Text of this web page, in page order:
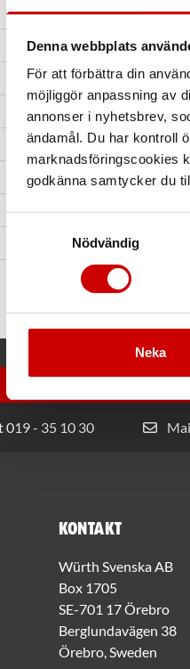
Denna webbplats
För att förbättra din
möjliggör anpassning av
annonser i nyhetsbrev,
ändamål. Du har kontroll
marknadsföringscookies
godkänna samtycker du
Nödvändig
Neka
019 - 35 10 30
Kontakt
Würth Svenska AB
Box 1705
SE-701 17 Örebro
Berglundavägen 38
Örebro, Sweden